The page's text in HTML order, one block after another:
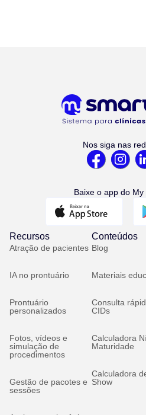
Nos siga nas
Baixe o app do
Recursos
Atração de pacientes
IA no prontuário
Prontuário
personalizados
Fotos, vídeos e
simulação de
procedimentos
Gestão de pacotes e
sessões
Conteúdos
Blog
Materiais
Consulta
CIDs
Calculadora
Maturidade
Calculadora
Show